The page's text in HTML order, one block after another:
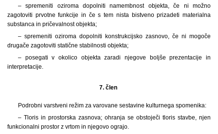
– spremeniti oziroma dopolniti namembnost objekta, če ni možno
zagotoviti prvotne funkcije in če s tem nista bistveno prizadeti materialna
substanca in pričevalnost objekta;
– spremeniti oziroma dopolniti konstrukcijsko zasnovo, če ni mogoče
drugače zagotoviti statične stabilnosti objekta;
– posegati v okolico objekta zaradi njegove boljše prezentacije in
interpretacije.
7. člen
Podrobni varstveni režim za varovane sestavine kulturnega spomenika:
– Tloris in prostorska zasnova; ohranja se obstoječi tloris stavbe, njen
funkcionalni prostor z vrtom in njegovo ograjo.